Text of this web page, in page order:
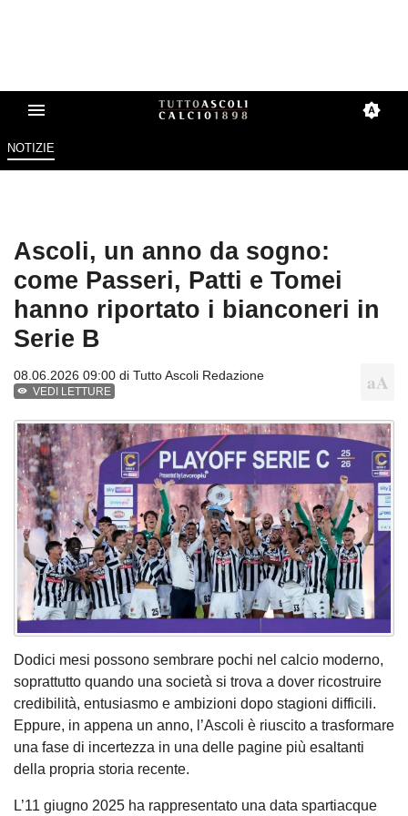
NOTIZIE
Ascoli, un anno da sogno:
come Passeri, Patti e Tomei
hanno riportato i bianconeri in
Serie B
08.06.2026 09:00 di Tutto Ascoli Redazione
VEDI LETTURE
Dodici mesi possono sembrare pochi nel calcio moderno,
soprattutto quando una società si trova a dover ricostruire
credibilità, entusiasmo e ambizioni dopo stagioni difficili.
Eppure, in appena un anno, l’Ascoli è riuscito a trasformare
una fase di incertezza in una delle pagine più esaltanti
della propria storia recente.
L’11 giugno 2025 ha rappresentato una data spartiacque